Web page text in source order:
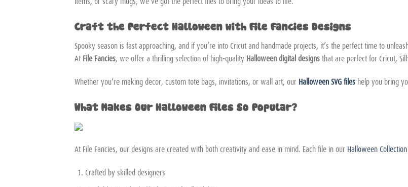
Craft the Perfect Halloween with File Fancies Designs
Spooky season is fast approaching, and if you’re into Cricut and handmade projects, it’s the perfect time to
At File Fancies, we offer a thrilling selection of high-quality Halloween digital designsthat are perfect for Cricut,
Whether you’re making decor, custom tote bags, invitations, or wall art, our Halloween SVG files help you bring
What Makes Our Halloween Files So Popular?
At File Fancies, our designs are created with both creativity and ease in mind. Each file in our Halloween Collection
Crafted by skilled designers